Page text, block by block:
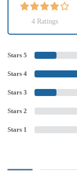
4 Ratings
Stars 5
Stars 4
Stars 3
Stars 2
Stars 1